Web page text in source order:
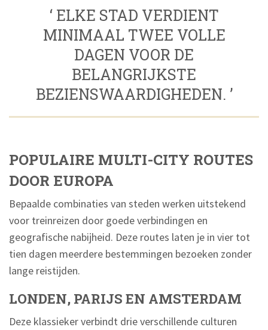
‘ ELKE STAD VERDIENT
MINIMAAL TWEE VOLLE
DAGEN VOOR DE
BELANGRIJKSTE
BEZIENSWAARDIGHEDEN. ’
POPULAIRE MULTI-CITY ROUTES
DOOR EUROPA
Bepaalde combinaties van steden werken uitstekend
voor treinreizen door goede verbindingen en
geografische nabijheid. Deze routes laten je in vier tot
tien dagen meerdere bestemmingen bezoeken zonder
lange reistijden.
LONDEN, PARIJS EN AMSTERDAM
Deze klassieker verbindt drie verschillende culturen